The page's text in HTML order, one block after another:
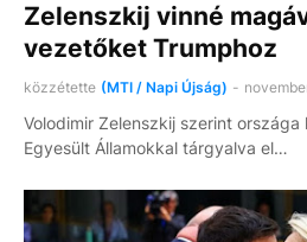
Zelenszkij vinné
vezetőket Trumphoz
közzétette (MTI / Napi Újság) -
Volodimir Zelenszkij szerint
Egyesült Államokkal tárgyalva el…